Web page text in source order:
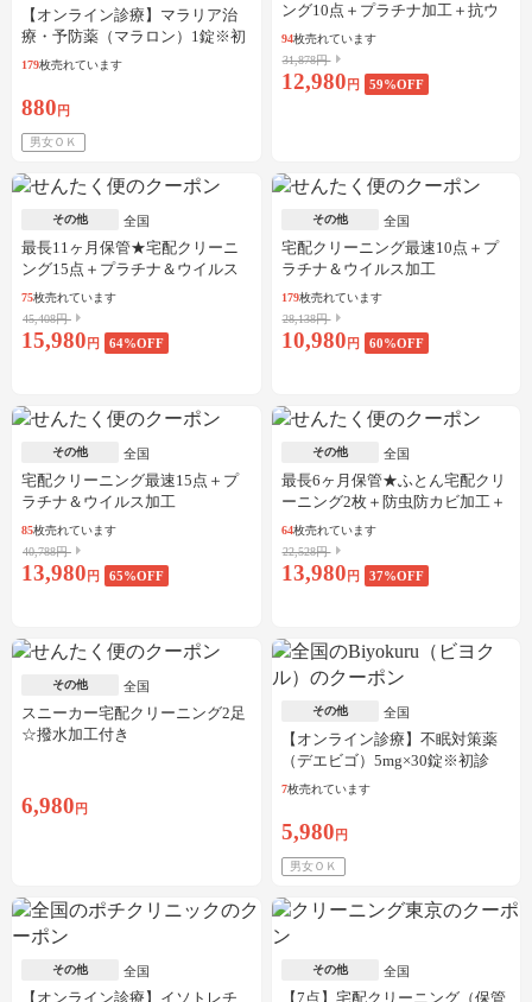
【オンライン診療】マラリア治
療・予防薬（マラロン）1錠※初
診料・送料込／30枚可
179枚売れています
880 円
男女ＯＫ
ング10点＋プラチナ加工＋抗ウ
イルス加工
94枚売れています
31,878円
12,980 円 59%OFF
その他 全国
最長11ヶ月保管★宅配クリーニ
ング15点＋プラチナ＆ウイルス
加工
75枚売れています
45,408円
15,980 円 64%OFF
その他 全国
宅配クリーニング最速10点＋プ
ラチナ＆ウイルス加工
179枚売れています
28,138円
10,980 円 60%OFF
その他 全国
宅配クリーニング最速15点＋プ
ラチナ＆ウイルス加工
85枚売れています
40,788円
13,980 円 65%OFF
その他 全国
最長6ヶ月保管★ふとん宅配クリ
ーニング2枚＋防虫防カビ加工＋
しみ抜き
64枚売れています
22,528円
13,980 円 37%OFF
その他 全国
スニーカー宅配クリーニング2足
☆撥水加工付き
6,980 円
その他 全国
【オンライン診療】不眠対策薬
（デエビゴ）5mg×30錠※初診
料・送料込
7枚売れています
5,980 円
男女ＯＫ
その他 全国
【オンライン診療】イソトレチ
その他 全国
【7点】宅配クリーニング（保管